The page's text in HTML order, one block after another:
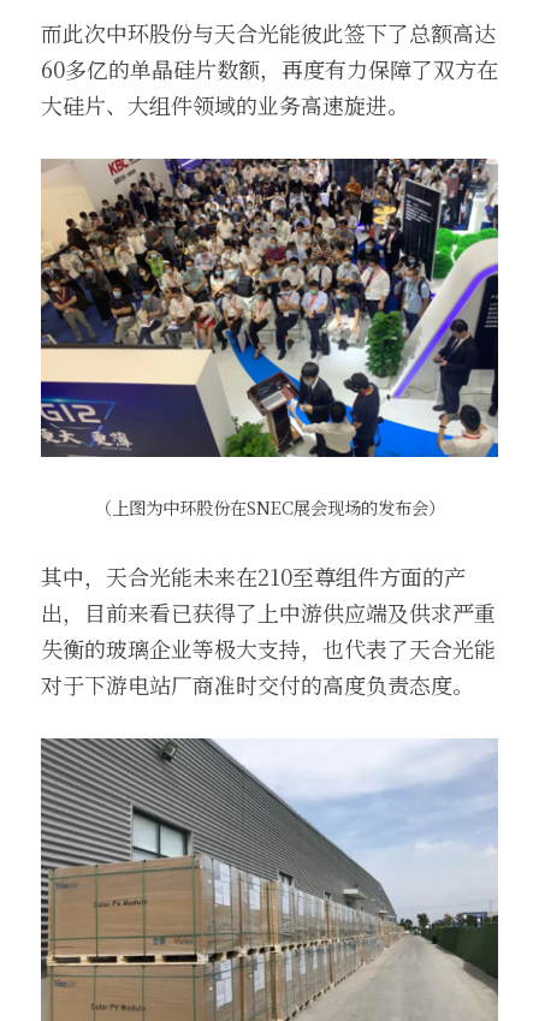
而此次中环股份与天合光能彼此签下了总额高达
60多亿的单晶硅片数额，再度有力保障了双方在
大硅片、大组件领域的业务高速旋进。
（上图为中环股份在SNEC展会现场的发布会）
其中，天合光能未来在210至尊组件方面的产
出，目前来看已获得了上中游供应端及供求严重
失衡的玻璃企业等极大支持，也代表了天合光能
对于下游电站厂商准时交付的高度负责态度。